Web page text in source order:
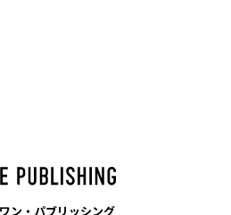
ン・パブリッシング